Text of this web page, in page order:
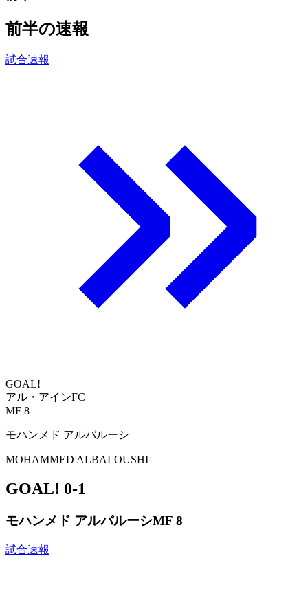
前半の速報
試合速報
GOAL!
アル・アインFC
MF 8
モハンメド アルバルーシ
MOHAMMED ALBALOUSHI
GOAL! 0-1
モハンメド アルバルーシMF 8
試合速報